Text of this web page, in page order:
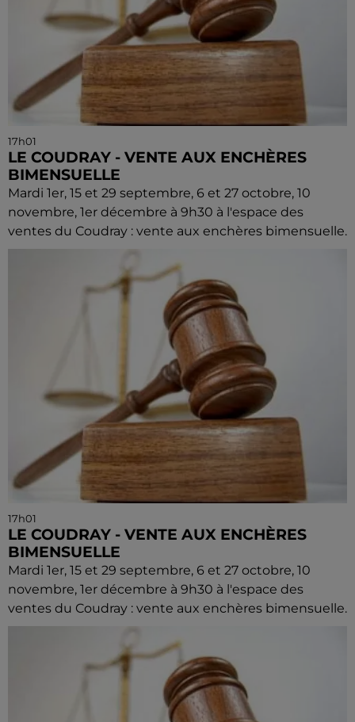
17h01
LE COUDRAY - VENTE AUX ENCHÈRES
BIMENSUELLE
Mardi 1er, 15 et 29 septembre, 6 et 27 octobre, 10
novembre, 1er décembre à 9h30 à l'espace des
ventes du Coudray : vente aux enchères bimensuelle.
17h01
LE COUDRAY - VENTE AUX ENCHÈRES
BIMENSUELLE
Mardi 1er, 15 et 29 septembre, 6 et 27 octobre, 10
novembre, 1er décembre à 9h30 à l'espace des
ventes du Coudray : vente aux enchères bimensuelle.